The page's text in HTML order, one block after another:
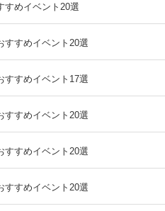
すめイベント20選
すすめイベント20選
すすめイベント17選
すすめイベント20選
すすめイベント20選
すすめイベント20選